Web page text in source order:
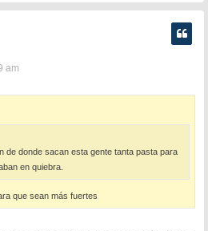
am
de donde sacan esta gente tanta pasta para
en quiebra.
que sean más fuertes